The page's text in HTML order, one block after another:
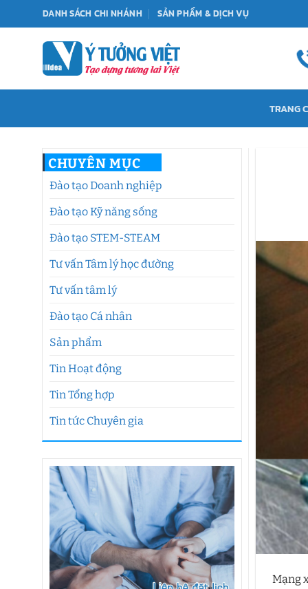
qua
DANH SÁCH CHI NHÁNH SẢN PHẨM & DỊCH VỤ
TRANG
CHUYÊN MỤC
Đào tạo Doanh nghiệp
Đào tạo Kỹ năng sống
Đào tạo STEM-STEAM
Tư vấn Tâm lý học đường
Tư vấn tâm lý
Đào tạo Cá nhân
Sản phẩm
Tin Hoạt động
Tin Tổng hợp
Tin tức Chuyên gia
Mạng